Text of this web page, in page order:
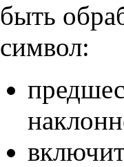
быть
символ: